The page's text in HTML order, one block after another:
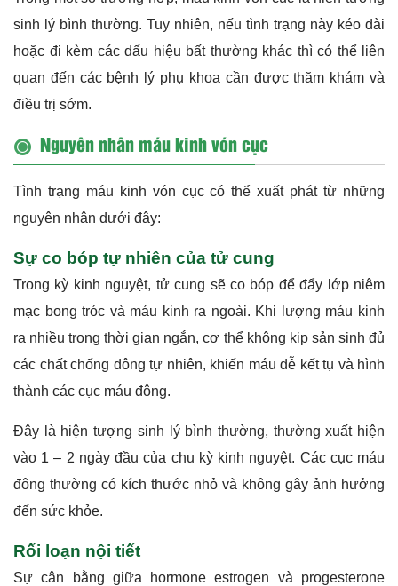
sinh lý bình thường. Tuy nhiên, nếu tình trạng này kéo dài
hoặc đi kèm các dấu hiệu bất thường khác thì có thể liên
quan đến các bệnh lý phụ khoa cần được thăm khám và
điều trị sớm.
Nguyên nhân máu kinh vón cục
Tình trạng máu kinh vón cục có thể xuất phát từ những
nguyên nhân dưới đây:
Sự co bóp tự nhiên của tử cung
Trong kỳ kinh nguyệt, tử cung sẽ co bóp để đẩy lớp niêm
mạc bong tróc và máu kinh ra ngoài. Khi lượng máu kinh
ra nhiều trong thời gian ngắn, cơ thể không kịp sản sinh đủ
các chất chống đông tự nhiên, khiến máu dễ kết tụ và hình
thành các cục máu đông.
Đây là hiện tượng sinh lý bình thường, thường xuất hiện
vào 1 – 2 ngày đầu của chu kỳ kinh nguyệt. Các cục máu
đông thường có kích thước nhỏ và không gây ảnh hưởng
đến sức khỏe.
Rối loạn nội tiết
Sự cân bằng giữa hormone estrogen và progesterone